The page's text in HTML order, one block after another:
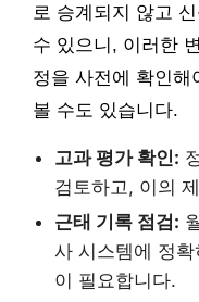
로 승계되지 않고
수 있으니, 이러한
정을 사전에 확인해
볼 수도 있습니다.
고과 평가 확인:
검토하고, 이의
근태 기록 점검:
사 시스템에 정
이 필요합니다.